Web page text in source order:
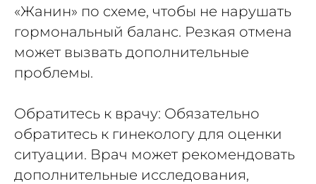
«Жанин» по схеме, чтобы не нарушать
гормональный баланс. Резкая отмена
может вызвать дополнительные
проблемы.
Обратитесь к врачу: Обязательно
обратитесь к гинекологу для оценки
ситуации. Врач может рекомендовать
дополнительные исследования,